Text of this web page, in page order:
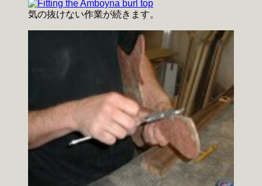
気の抜けない作業が続きます。